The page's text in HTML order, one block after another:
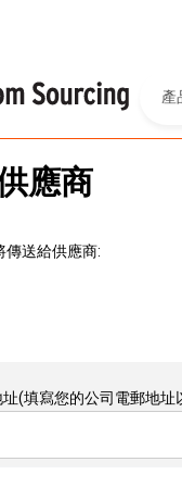
產
應商
傳送給供應商:
(填寫您的公司電郵地址